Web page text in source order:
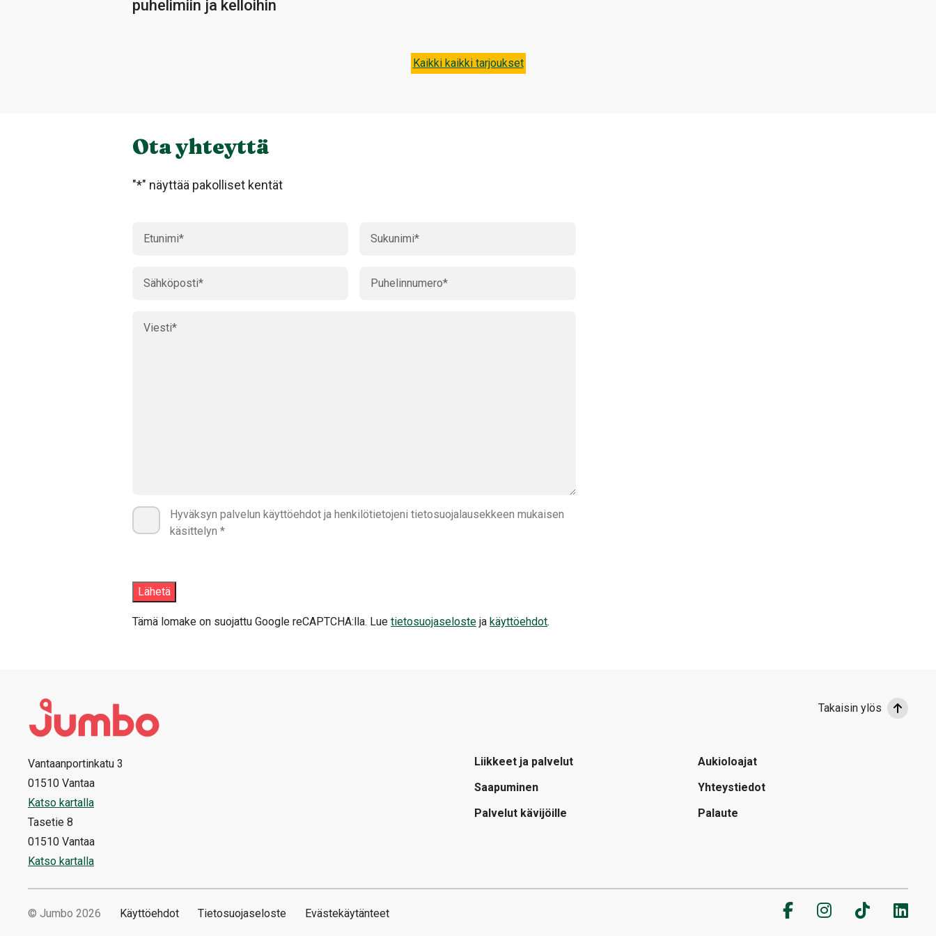
puhelimiin ja kelloihin
Kaikki kaikki tarjoukset
Ota yhteyttä
"*" näyttää pakolliset kentät
Hyväksyn palvelun käyttöehdot ja henkilötietojeni tietosuojalausekkeen mukaisen
käsittelyn *
Tämä lomake on suojattu Google reCAPTCHA:lla. Lue tietosuojaseloste ja käyttöehdot.
Takaisin ylös
Vantaanportinkatu 3
01510 Vantaa
Katso kartalla
Tasetie 8
01510 Vantaa
Katso kartalla
Liikkeet ja palvelut
Saapuminen
Palvelut kävijöille
Aukioloajat
Yhteystiedot
Palaute
© Jumbo 2026 Käyttöehdot Tietosuojaseloste Evästekäytänteet